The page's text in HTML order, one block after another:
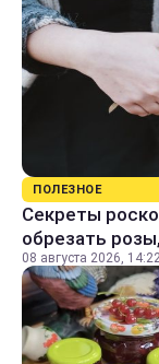
ПОЛЕЗНОЕ
Секреты
обрезать
08 августа 2026,